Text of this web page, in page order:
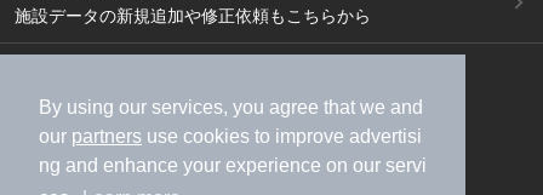
By using our services, you agree that we and
our partners use cookies to improve advertisi
ng and enhance your experience on our servi
施設データの新規追加や修正依頼もこちらから
加盟店募集（資料請求）
広告出稿のご案内
利用規約
ライフスタイルMEMBERS+規約
特定商取引法に基づく表記
ヘルプ 採用情報